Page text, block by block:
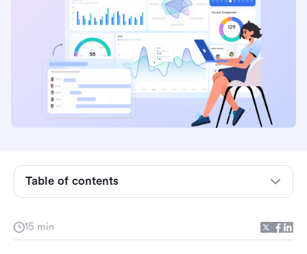
15 min
Table of contents
Metodología ágil de proyectos vs. métodos
Diseñando tu enfoque de implementación ágil